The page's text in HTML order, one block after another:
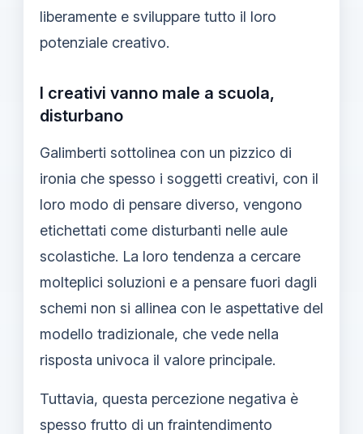
liberamente e sviluppare tutto il loro
potenziale creativo.
I creativi vanno male a scuola,
disturbano
Galimberti sottolinea con un pizzico di
ironia che spesso i soggetti creativi, con il
loro modo di pensare diverso, vengono
etichettati come disturbanti nelle aule
scolastiche. La loro tendenza a cercare
molteplici soluzioni e a pensare fuori dagli
schemi non si allinea con le aspettative del
modello tradizionale, che vede nella
risposta univoca il valore principale.
Tuttavia, questa percezione negativa è
spesso frutto di un fraintendimento